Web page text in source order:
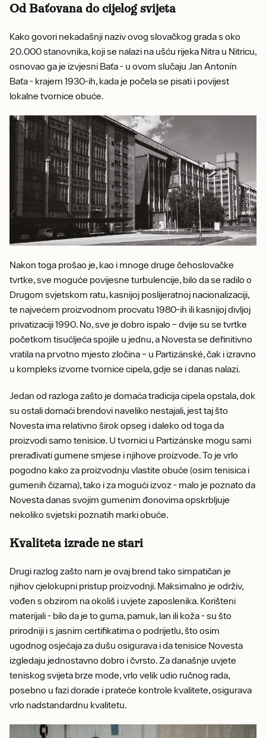
Od Baťovana do cijelog svijeta
Kako govori nekadašnji naziv ovog slovačkog grada s oko
20.000 stanovnika, koji se nalazi na ušću rijeka Nitra u Nitricu,
osnovao ga je izvjesni Baťa - u ovom slučaju Jan Antonín
Baťa - krajem 1930-ih, kada je počela se pisati i povijest
lokalne tvornice obuće.
Nakon toga prošao je, kao i mnoge druge čehoslovačke
tvrtke, sve moguće povijesne turbulencije, bilo da se radilo o
Drugom svjetskom ratu, kasnijoj poslijeratnoj nacionalizaciji,
te najvećem proizvodnom procvatu 1980-ih ili kasnijoj divljoj
privatizaciji 1990. No, sve je dobro ispalo – dvije su se tvrtke
početkom tisućljeća spojile u jednu, a Novesta se definitivno
vratila na prvotno mjesto zločina – u Partizánské, čak i izravno
u kompleks izvorne tvornice cipela, gdje se i danas nalazi.
Jedan od razloga zašto je domaća tradicija cipela opstala, dok
su ostali domaći brendovi naveliko nestajali, jest taj što
Novesta ima relativno širok opseg i daleko od toga da
proizvodi samo tenisice. U tvornici u Partizánske mogu sami
prerađivati ​​gumene smjese i njihove proizvode. To je vrlo
pogodno kako za proizvodnju vlastite obuće (osim tenisica i
gumenih čizama), tako i za mogući izvoz - malo je poznato da
Novesta danas svojim gumenim đonovima opskrbljuje
nekoliko svjetski poznatih marki obuće.
Kvaliteta izrade ne stari
Drugi razlog zašto nam je ovaj brend tako simpatičan je
njihov cjelokupni pristup proizvodnji. Maksimalno je održiv,
vođen s obzirom na okoliš i uvjete zaposlenika. Korišteni
materijali - bilo da je to guma, pamuk, lan ili koža - su što
prirodniji i s jasnim certifikatima o podrijetlu, što osim
ugodnog osjećaja za dušu osigurava i da tenisice Novesta
izgledaju jednostavno dobro i čvrsto. Za današnje uvjete
teniskog svijeta brze mode, vrlo velik udio ručnog rada,
posebno u fazi dorade i prateće kontrole kvalitete, osigurava
vrlo nadstandardnu ​​kvalitetu.